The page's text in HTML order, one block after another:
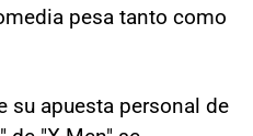
pesa tanto como
su apuesta personal de